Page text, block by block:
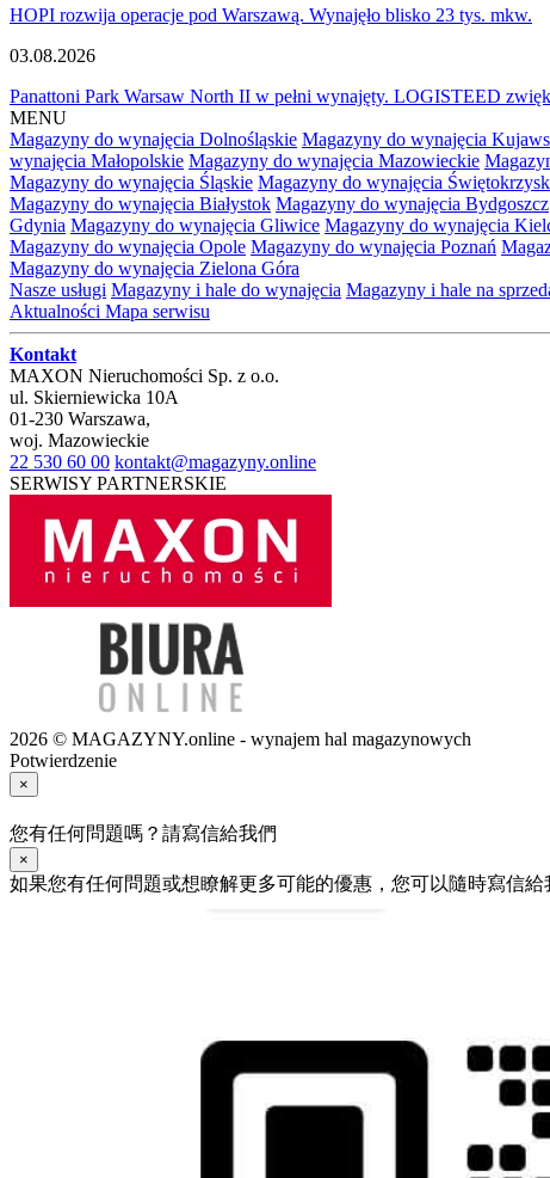
HOPI rozwija operacje pod Warszawą. Wynajęło blisko 23 tys. mkw.
03.08.2026
Panattoni Park Warsaw North II w pełni wynajęty. LOGISTEED
MENU
Magazyny do wynajęcia Dolnośląskie Magazyny do wynajęcia
wynajęcia Małopolskie Magazyny do wynajęcia Mazowieckie
Magazyny do wynajęcia Śląskie Magazyny do wynajęcia
Magazyny do wynajęcia Białystok Magazyny do wynajęcia Bydgoszcz
Gdynia Magazyny do wynajęcia Gliwice Magazyny do wynajęcia
Magazyny do wynajęcia Opole Magazyny do wynajęcia Poznań
Magazyny do wynajęcia Zielona Góra
Nasze usługi Magazyny i hale do wynajęcia Magazyny i hale na
Aktualności Mapa serwisu
Kontakt
MAXON Nieruchomości Sp. z o.o.
ul. Skierniewicka 10A
01-230 Warszawa,
woj. Mazowieckie
22 530 60 00 kontakt@magazyny.online
SERWISY PARTNERSKIE
2026 © MAGAZYNY.online - wynajem hal magazynowych
Potwierdzenie
×
您有任何問題嗎？請寫信給我們
×
如果您有任何問題或想瞭解更多可能的優惠，您可以隨時寫信給